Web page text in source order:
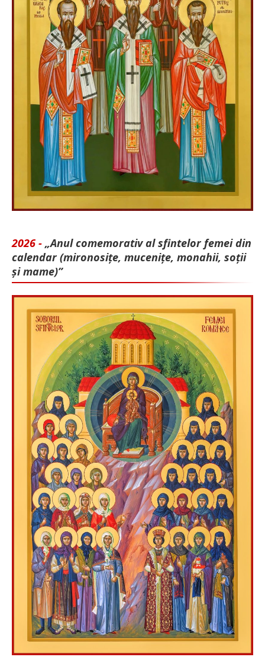
2026 - „Anul comemorativ al sfintelor femei din
calendar (mironosițe, mu­cenițe, monahii, soții
și mame)”